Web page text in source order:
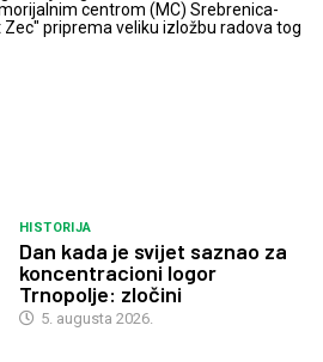
centrom (MC) Srebrenica-
priprema veliku izložbu radova tog
HISTORIJA
Dan kada je svijet saznao za
koncentracioni logor
Trnopolje: zločini
5. augusta 2026.